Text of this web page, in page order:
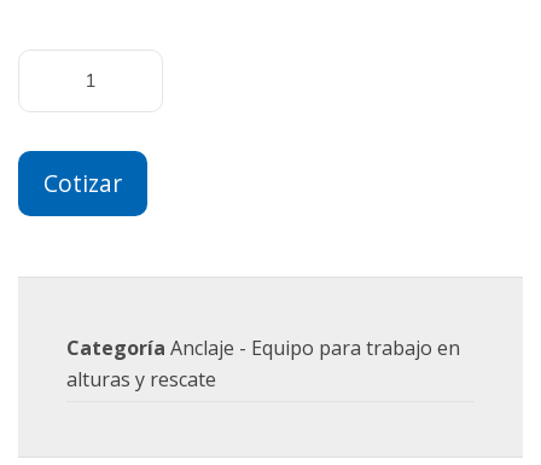
Cotizar
Categoría Anclaje - Equipo para trabajo en
alturas y rescate